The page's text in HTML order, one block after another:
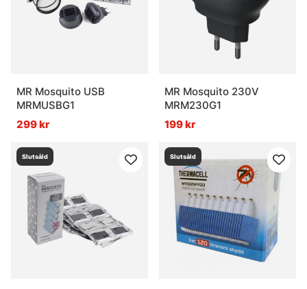
MR Mosquito USB
MRMUSBG1
299 kr
MR Mosquito 230V
MRM230G1
199 kr
Slutsåld Slutsåld